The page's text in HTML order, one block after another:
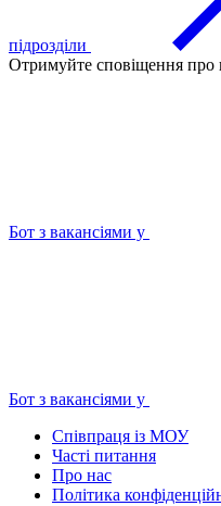
підрозділи
Отримуйте сповіщення про
Бот з вакансіями у
Бот з вакансіями у
Співпраця із МОУ
Часті питання
Про нас
Політика